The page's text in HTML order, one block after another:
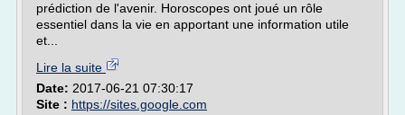
prédiction de l'avenir. Horoscopes ont joué un rôle
essentiel dans la vie en apportant une information utile
et...
Lire la suite
Date: 2017-06-21 07:30:17
Site : https://sites.google.com